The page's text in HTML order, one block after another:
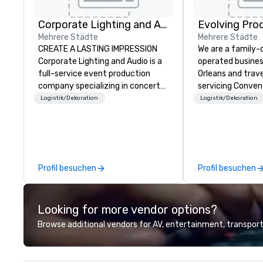
Corporate Lighting and Audio
Mehrere Städte
CREATE A LASTING IMPRESSION
Corporate Lighting and Audio is a
full-service event production
company specializing in concerts,
conferences, conventions,
make lasting impressions on
audiences.
Logistik/Dekoration
Profil besuchen
Evolving
Mehrere Städte
We are a family-
operated
Orleans and
servicing
shows. Tradeshows and events
success.
location we can
need when you
Conferences,
conventions,
meetings, and
specialty. For
combined years
Logistik/Dekoration
Profil besuchen
Looking for more vendor options?
Browse additional vendors for AV, entertainment,